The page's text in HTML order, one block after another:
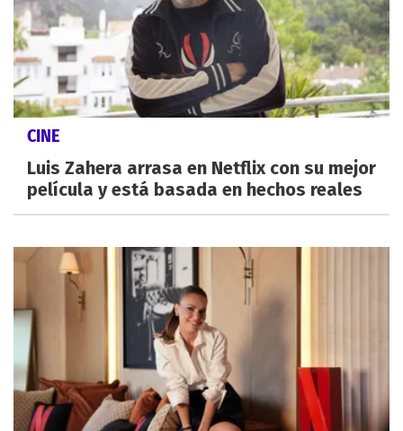
CINE
Luis Zahera arrasa en Netflix con su mejor
película y está basada en hechos reales